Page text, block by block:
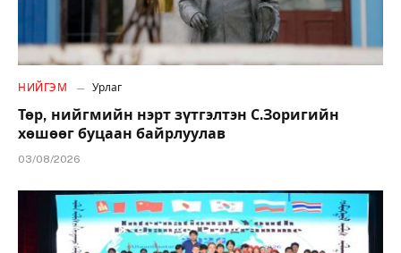
НИЙГЭМ Урлаг
Төр, нийгмийн нэрт зүтгэлтэн С.Зоригийн
хөшөөг буцаан байрлуулав
03/08/2026